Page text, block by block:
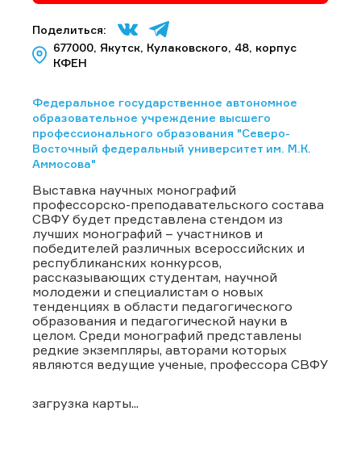
Поделиться:
677000, Якутск, Кулаковского, 48, корпус
КФЕН
Федеральное государственное автономное
образовательное учреждение высшего
профессионального образования "Северо-
Восточный федеральный университет им. М.К.
Аммосова"
Выставка научных монографий
профессорско-преподавательского состава
СВФУ будет представлена стендом из
лучших монографий – участников и
победителей различных всероссийских и
республиканских конкурсов,
рассказывающих студентам, научной
молодежи и специалистам о новых
тенденциях в области педагогического
образования и педагогической науки в
целом. Среди монографий представлены
редкие экземпляры, авторами которых
являются ведущие ученые, профессора СВФУ
загрузка карты...